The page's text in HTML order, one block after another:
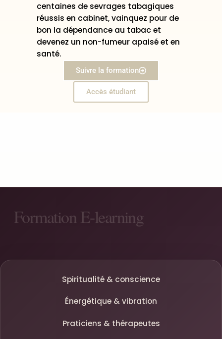
centaines de sevrages tabagiques
réussis en cabinet, vainquez pour de
bon la dépendance au tabac et
devenez un non-fumeur apaisé et en
santé.
Suivre la formation
Accès étudiant
Spiritualité & conscience
Énergétique & vibration
Praticiens & thérapeutes